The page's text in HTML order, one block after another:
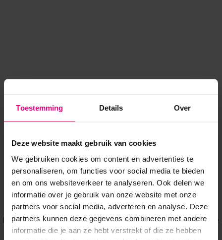
Toestemming Details Over
Deze website maakt gebruik van cookies
We gebruiken cookies om content en advertenties te
personaliseren, om functies voor social media te bieden
en om ons websiteverkeer te analyseren. Ook delen we
informatie over je gebruik van onze website met onze
partners voor social media, adverteren en analyse. Deze
partners kunnen deze gegevens combineren met andere
informatie die je aan ze hebt verstrekt of die ze hebben
Application error: a client-side exception has occurred while
loadingwww.voordeeluitjes.nl (see the browser console for more
information).